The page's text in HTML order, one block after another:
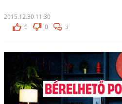
2015.12.30 11:30
0
0 3